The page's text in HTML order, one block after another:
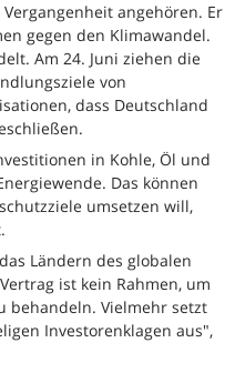
angehören. Er
gegen den Klimawandel.
Am 24. Juni ziehen die
von
dass Deutschland
in Kohle, Öl und
Das können
umsetzen will,
Ländern des globalen
ist kein Rahmen, um
behandeln. Vielmehr setzt
Investorenklagen aus",